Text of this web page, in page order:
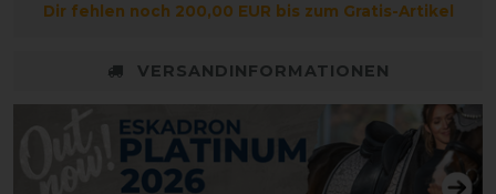
Dir fehlen noch 200,00 EUR bis zum Gratis-Artikel
VERSANDINFORMATIONEN